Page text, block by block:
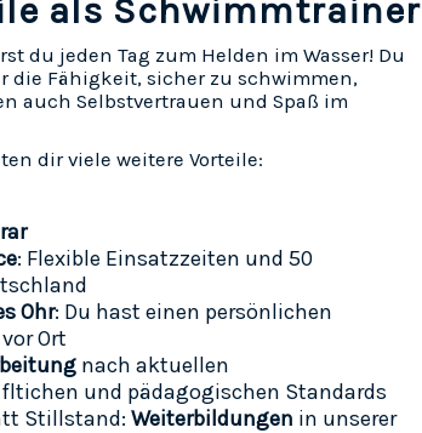
als Schwimmtrainer
du jeden Tag zum Helden im Wasser! Du
Fähigkeit, sicher zu schwimmen,
auch Selbstvertrauen und Spaß im
dir viele weitere Vorteile:
: Flexible Einsatzzeiten und 50
Ohr: Du hast einen persönlichen
Ort
nach aktuellen
und pädagogischen Standards
Stillstand: Weiterbildungen in unserer